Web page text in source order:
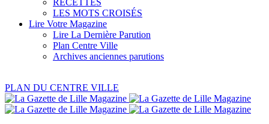
RECETTES
LES MOTS CROISÉS
Lire Votre Magazine
Lire La Dernière Parution
Plan Centre Ville
Archives anciennes parutions
PLAN DU CENTRE VILLE